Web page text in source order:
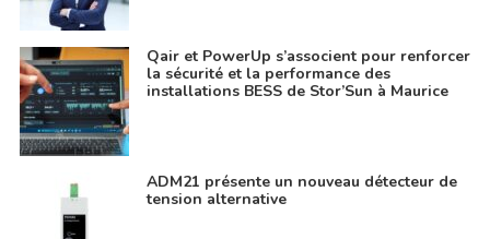
Qair et PowerUp s’associent pour renforcer
la sécurité et la performance des
installations BESS de Stor’Sun à Maurice
ADM21 présente un nouveau détecteur de
tension alternative